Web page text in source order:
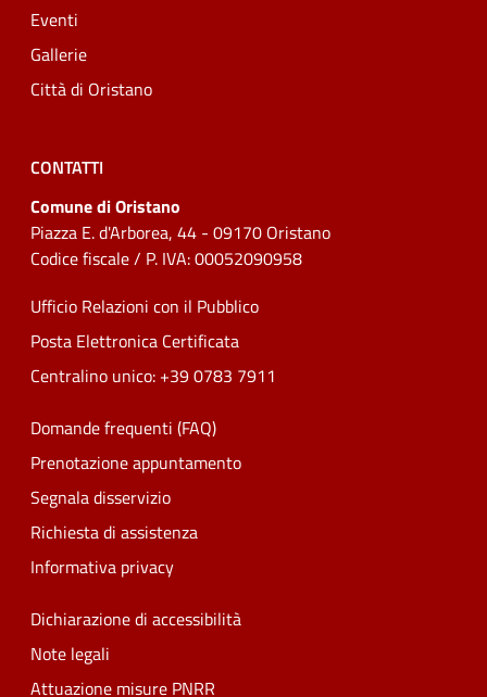
Eventi
Gallerie
Città di Oristano
CONTATTI
Comune di Oristano
Piazza E. d'Arborea, 44 - 09170 Oristano
Codice fiscale / P. IVA: 00052090958
Ufficio Relazioni con il Pubblico
Posta Elettronica Certificata
Centralino unico: +39 0783 7911
Domande frequenti (FAQ)
Prenotazione appuntamento
Segnala disservizio
Richiesta di assistenza
Informativa privacy
Dichiarazione di accessibilità
Note legali
Attuazione misure PNRR